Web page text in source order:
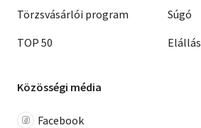
Törzsvásárlói program
TOP 50
Súgó
Elállás
Közösségi média
Facebook